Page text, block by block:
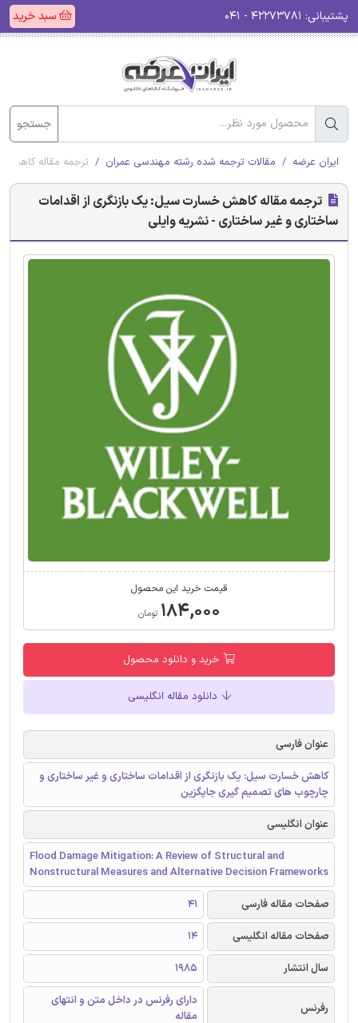
پشتیبانی: سبد خرید
جستجو
ایران عرضه مقالات ترجمه شده رشته مهندسی عمران ترجمه مقاله کاهش
ترجمه مقاله کاهش خسارت سیل: یک بازنگری از اقدامات
ساختاری و غیر ساختاری - نشریه وایلی
قیمت خرید این محصول
۱۸۴,۰۰۰ تومان
خرید و دانلود محصول
دانلود مقاله انگلیسی
عنوان فارسی
کاهش خسارت سیل: یک بازنگری از اقدامات ساختاری و غیر ساختاری و
چارچوب های تصمیم گیری جایگزین
عنوان انگلیسی
Flood Damage Mitigation: A Review of Structural and
Nonstructural Measures and Alternative Decision Frameworks
صفحات مقاله فارسی
41
صفحات مقاله انگلیسی
14
سال انتشار
1985
رفرنس
دارای رفرنس در داخل متن و انتهای
مقاله